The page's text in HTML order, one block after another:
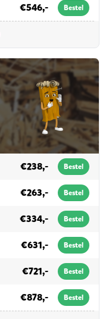
€546,- Bestel
€238,- Bestel
€263,- Bestel
€334,- Bestel
€631,- Bestel
€721,- Bestel
€878,- Bestel